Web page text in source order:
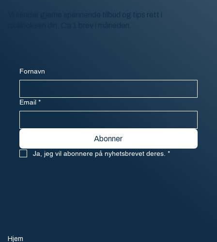
Vi sender gjerne spennende tilbud og tips rett i
Fornavn
Email *
Abonner
Ja, jeg vil abonnere på nyhetsbrevet deres. *
Hjem